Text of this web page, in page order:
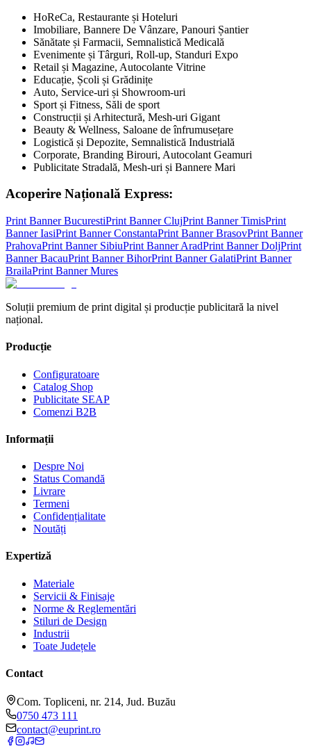
HoReCa, Restaurante și Hoteluri
Imobiliare, Bannere De Vânzare, Panouri Șantier
Sănătate și Farmacii, Semnalistică Medicală
Evenimente și Târguri, Roll-up, Standuri Expo
Retail și Magazine, Autocolante Vitrine
Educație, Școli și Grădinițe
Auto, Service-uri și Showroom-uri
Sport și Fitness, Săli de sport
Construcții și Arhitectură, Mesh-uri Gigant
Beauty & Wellness, Saloane de înfrumusețare
Logistică și Depozite, Semnalistică Industrială
Corporate, Branding Birouri, Autocolant Geamuri
Publicitate Stradală, Mesh-uri și Bannere Mari
Acoperire Națională Express:
Print BannerBucurestiPrint BannerClujPrint BannerTimisPrint
BannerIasiPrint BannerConstantaPrint BannerBrasovPrint Banner
PrahovaPrint Banner SibiuPrint BannerAradPrint BannerDoljPrint
BannerBacauPrint BannerBihorPrint BannerGalatiPrint Banner
BrailaPrint BannerMures
Soluții premium de print digital și producție publicitară la nivel
național.
Producție
Configuratoare
Catalog Shop
Publicitate SEAP
Comenzi B2B
Informații
Despre Noi
Status Comandă
Livrare
Termeni
Confidențialitate
Noutăți
Expertiză
Materiale
Servicii & Finisaje
Norme & Reglementări
Stiluri de Design
Industrii
Toate Județele
Contact
Com. Topliceni, nr. 214, Jud. Buzău
0750 473 111
contact@euprint.ro